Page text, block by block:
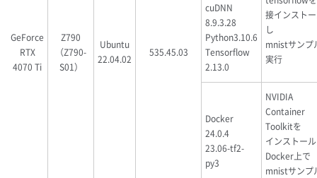
GeForce
RTX
4070 Ti
Z790
（Z790-
S01）
Ubuntu
22.04.02
535.45.03
cuDNN
8.9.3.28
Python3.10.6
Tensorflow
2.13.0
接インスト
し
mnistサンプ
実行
Docker
24.0.4
23.06-tf2-
py3
NVIDIA
Container
Toolkitを
インストー
Docker上で
mnistサンプ